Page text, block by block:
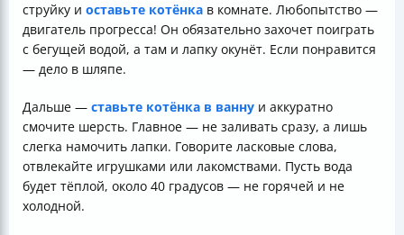
струйку и оставьте котёнка в комнате. Любопытство —
двигатель прогресса! Он обязательно захочет поиграть
с бегущей водой, а там и лапку окунёт. Если понравится
— дело в шляпе.
Дальше — ставьте котёнка в ванну и аккуратно
смочите шерсть. Главное — не заливать сразу, а лишь
слегка намочить лапки. Говорите ласковые слова,
отвлекайте игрушками или лакомствами. Пусть вода
будет тёплой, около 40 градусов — не горячей и не
холодной.